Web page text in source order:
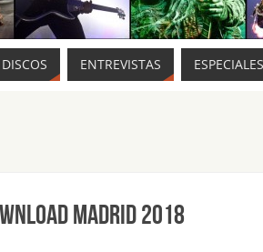
DISCOS ENTREVISTAS ESPECIALES
Madrid 2018